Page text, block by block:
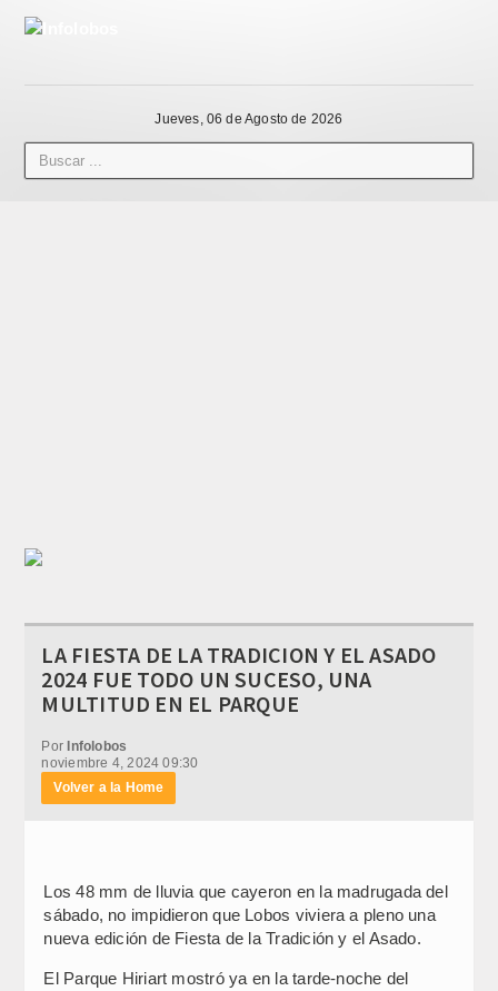
Jueves, 06 de Agosto de 2026
LA FIESTA DE LA TRADICION Y EL ASADO
2024 FUE TODO UN SUCESO, UNA
MULTITUD EN EL PARQUE
Por Infolobos
noviembre 4, 2024 09:30
Volver a la Home
Los 48 mm de lluvia que cayeron en la madrugada del
sábado, no impidieron que Lobos viviera a pleno una
nueva edición de Fiesta de la Tradición y el Asado.
El Parque Hiriart mostró ya en la tarde-noche del